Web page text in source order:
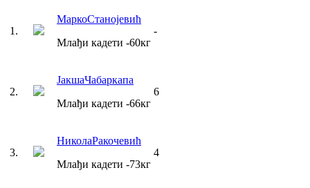
1 .
МаркоСтанојевић
Млађи кадети -60кг
-
2.
ЈакшаЧабаркапа
Млађи кадети -66кг
6
3.
НиколаРакочевић
Млађи кадети -73кг
4